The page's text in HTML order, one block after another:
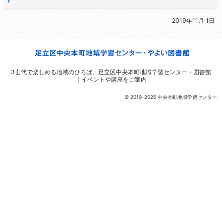
2019年11月 1日
© 2019-2026 中央本町地域学習センター
3世代で楽しめる地域のひろば。 足立区中央本町地域学習センター・図書館
｜イベントや講座をご案内